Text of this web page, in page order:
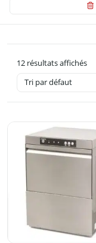
12 résultats affichés